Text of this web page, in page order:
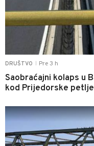
DRUŠTVO Pre 3 h
Saobraćajni kolaps u
kod Prijedorske petlje